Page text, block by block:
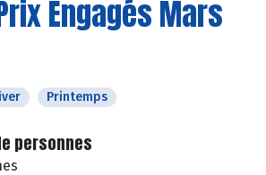
Engagés Mars
Printemps
personnes